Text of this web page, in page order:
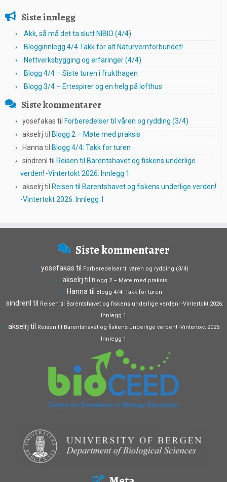
Siste innlegg
Akk, så må det ta slutt NIBIO (4/4)
Blogginnlegg 4/4 Takk for alt Naturvernforbundet!
Nettverksbygging og erfaringer (4/4)
Blogg 4/4 – Siste turen i frukthagen
Blogg 3/4 – Ertespirer og en helg på lofthus
Siste kommentarer
yosefakas til Forberedelser til våren og rydding (3/4)
akselrj til Blogg 2 – Møte med praksis
Hanna til Blogg 4/4: Takk for turen
sindrenl til Reisen til Barentshavet og fiskens underlige
verden! -Vintertokt 2026: Innlegg 1
akselrj til Reisen til Barentshavet og fiskens underlige verden!
-Vintertokt 2026: Innlegg 1
Siste kommentarer
yosefakas til Forberedelser til våren og rydding (3/4)
akselrj til Blogg 2 – Møte med praksis
Hanna til Blogg 4/4: Takk for turen
sindrenl til Reisen til Barentshavet og fiskens underlige verden! -Vintertokt 2026:
Innlegg 1
akselrj til Reisen til Barentshavet og fiskens underlige verden! -Vintertokt 2026:
Innlegg 1